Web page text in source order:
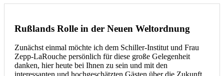
Rußlands Rolle in der Neuen Weltordnung
Zunächst einmal möchte ich dem Schiller-Institut und Frau
Zepp-LaRouche persönlich für diese große Gelegenheit
danken, hier heute bei Ihnen zu sein und mit den